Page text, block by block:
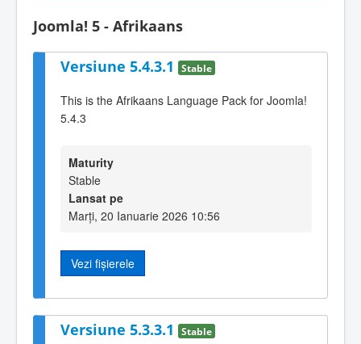
Joomla! 5 - Afrikaans
Versiune 5.4.3.1 Stable
This is the Afrikaans Language Pack for Joomla!
5.4.3
Maturity
Stable
Lansat pe
Marți, 20 Ianuarie 2026 10:56
Vezi fișierele
Versiune 5.3.3.1 Stable